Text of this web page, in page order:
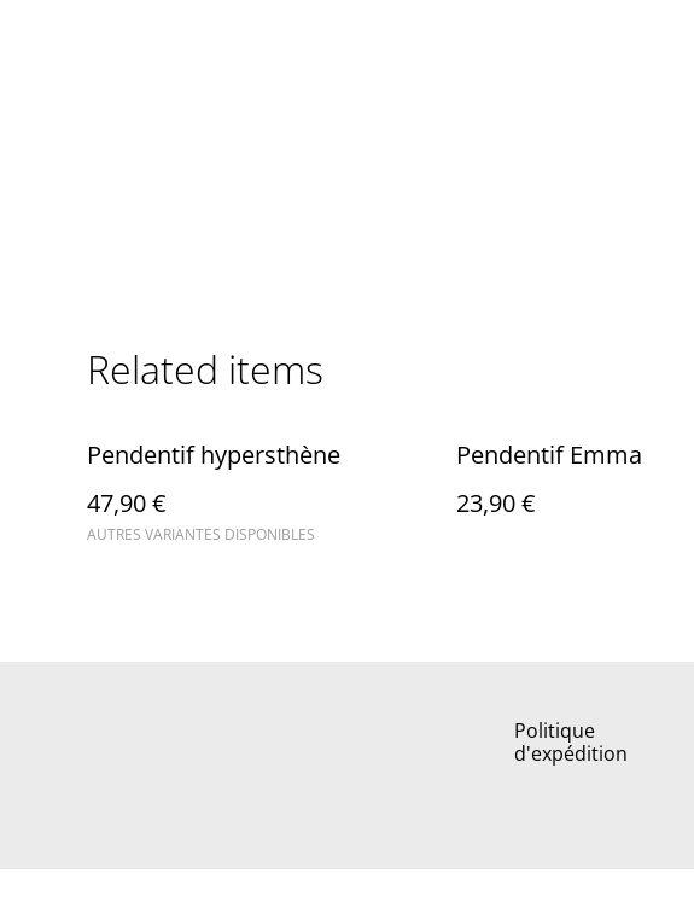
Related items
Pendentif hypersthène
47,90 €
AUTRES VARIANTES DISPONIBLES
Pendentif Emma
23,90 €
Politique
d'expédition